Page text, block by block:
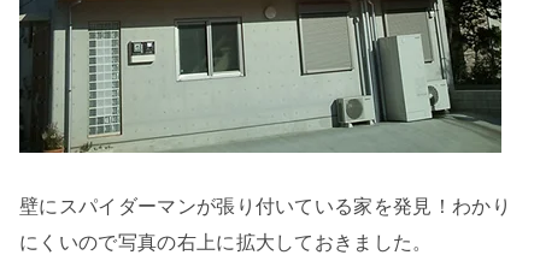
壁にスパイダーマンが張り付いている家を発見！わかり
にくいので写真の右上に拡大しておきました。